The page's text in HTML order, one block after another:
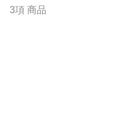
3項 商品